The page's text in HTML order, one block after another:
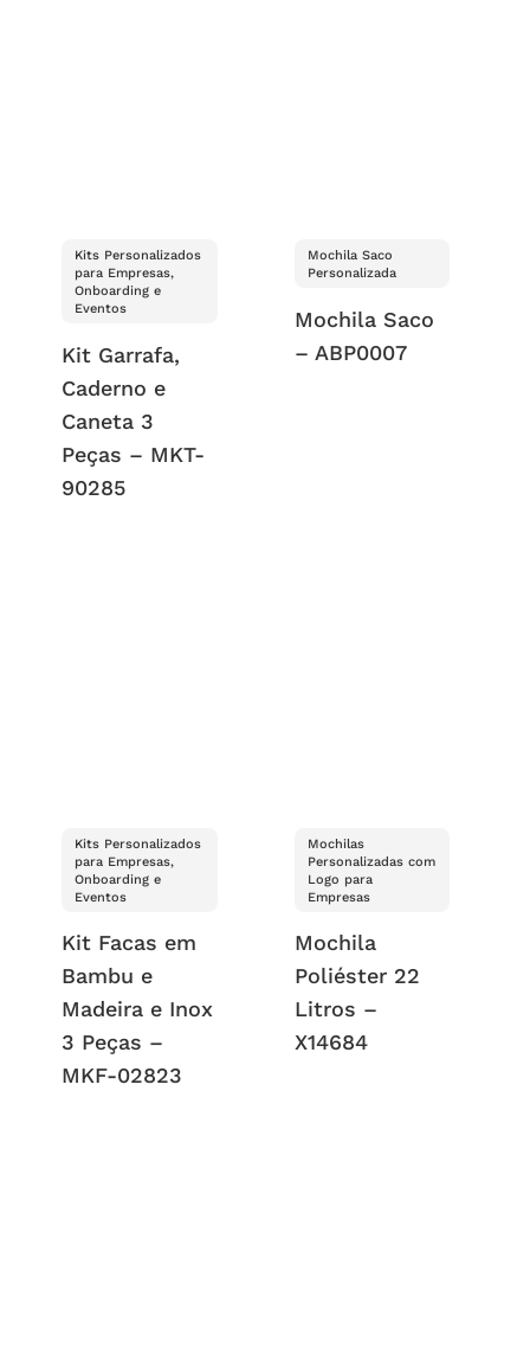
Kits Personalizados
para Empresas,
Onboarding e
Eventos
Kit Garrafa,
Caderno e
Caneta 3
Peças – MKT-
90285
Mochila Saco
Personalizada
Mochila Saco
– ABP0007
Kits Personalizados
para Empresas,
Onboarding e
Eventos
Kit Facas em
Bambu e
Madeira e Inox
3 Peças –
MKF-02823
Mochilas
Personalizadas com
Logo para
Empresas
Mochila
Poliéster 22
Litros –
X14684